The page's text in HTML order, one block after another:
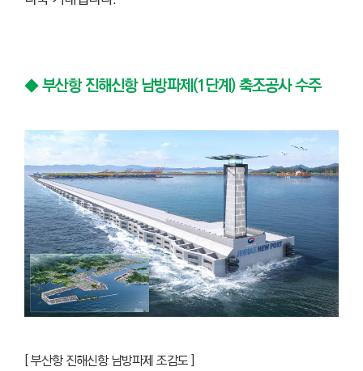
◆부산항 진해신항 남방파제(1단계) 축조공사 수주
[ 부산항 진해신항 남방파제 조감도 ]